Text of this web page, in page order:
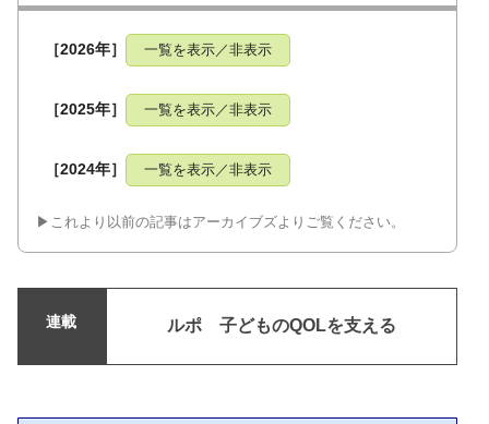
［2026年］ 一覧を表示／非表示
［2025年］ 一覧を表示／非表示
［2024年］ 一覧を表示／非表示
▶︎これより以前の記事はアーカイブズよりご覧ください。
連載 ルポ 子どものQOLを支える